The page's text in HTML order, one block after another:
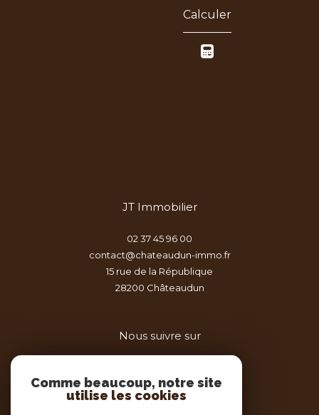
Calculer
JT Immobilier
02 37 45 96 00
contact@chateaudun-immo.fr
15 rue de la République
28200
châteaudun
Nous suivre sur
Comme beaucoup, notre site
utilise les cookies